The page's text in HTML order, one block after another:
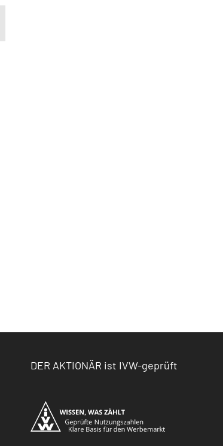
DER AKTIONÄR ist IVW-geprüft